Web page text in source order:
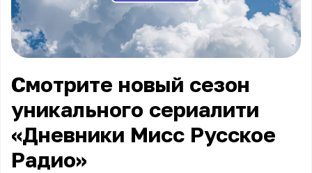
Смотрите новый сезон
уникального сериалити
«Дневники Мисс Русское
Радио»